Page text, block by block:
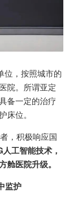
位，按照城市的
院。所谓亚定
备一定的治疗
位。
，积极响应国
工智能技术，
舱医院升级。
监护